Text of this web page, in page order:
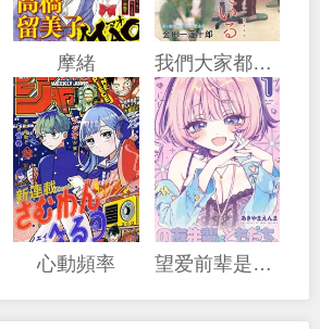
摩緒 我們大家都＊着
心動頻率 望爱前辈是朋友